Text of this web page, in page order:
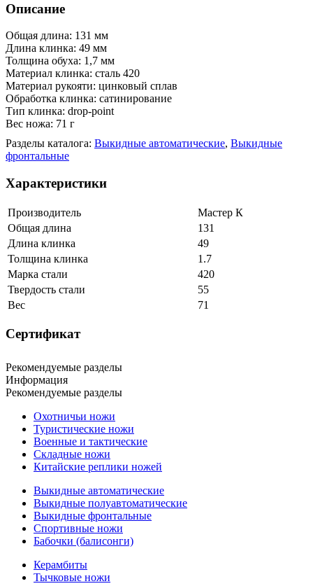
Описание
Общая длина: 131 мм
Длина клинка: 49 мм
Толщина обуха: 1,7 мм
Материал клинка: сталь 420
Материал рукояти: цинковый сплав
Обработка клинка: сатинирование
Тип клинка: drop-point
Вес ножа: 71 г
Разделы каталога: Выкидные автоматические, Выкидные
фронтальные
Характеристики
Производитель
Мастер К
Общая длина
131
Длина клинка
49
Толщина клинка
1.7
Марка стали
420
Твердость стали
55
Вес
71
Сертификат
Рекомендуемые разделы
Информация
Рекомендуемые разделы
Охотничьи ножи
Туристические ножи
Военные и тактические
Складные ножи
Китайские реплики ножей
Выкидные автоматические
Выкидные полуавтоматические
Выкидные фронтальные
Спортивные ножи
Бабочки (балисонги)
Керамбиты
Тычковые ножи